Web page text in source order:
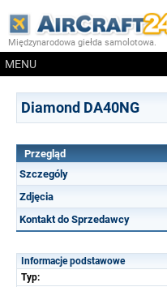
Międzynarodowa giełda samolotowa.
MENU
Diamond DA40NG
Przegląd
Szczególy
Zdjęcia
Kontakt do Sprzedawcy
Informacje podstawowe
Typ: